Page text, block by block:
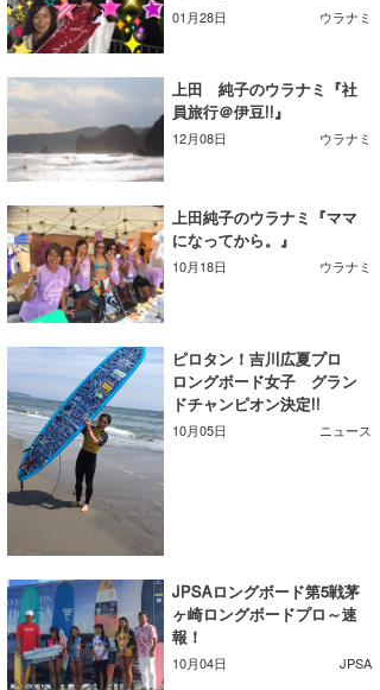
01月28日 ウラナミ
上田 純子のウラナミ『社
員旅行＠伊豆!!』
12月08日 ウラナミ
上田純子のウラナミ『ママ
になってから。』
10月18日 ウラナミ
ピロタン！吉川広夏プロ
ロングボード女子 グラン
ドチャンピオン決定!!
10月05日 ニュース
JPSAロングボード第5戦茅
ヶ崎ロングボードプロ～速
報！
10月04日 JPSA
Naoya Kimoto
mitsuteru Kamio
Yasunari Inoue
arukasvision
DELTA FORCE SURF
熊谷素子
メディア
SURFMEDIA
Colors MAGAZINE
波伝説アンバサダー/プロライダー
福島寿実子
嵯峨明日香
進士剛光
植村未来
NOBUFUKU
大野”MAR”修聖
喜納海人
波伝説スタッフ
+☆maki☆+
Aichan
ECE
G◎Da
H
KOBU
KY
MIN